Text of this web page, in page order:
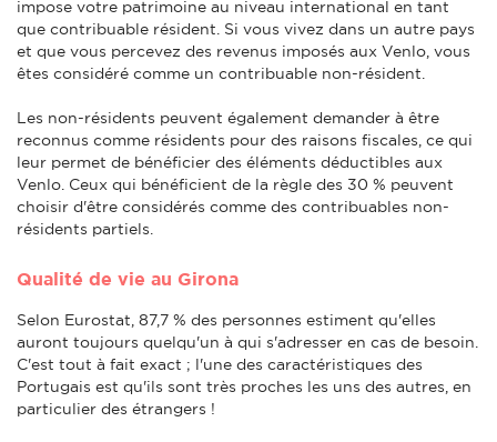
impose votre patrimoine au niveau international en tant
que contribuable résident. Si vous vivez dans un autre pays
et que vous percevez des revenus imposés aux Venlo, vous
êtes considéré comme un contribuable non-résident.
Les non-résidents peuvent également demander à être
reconnus comme résidents pour des raisons fiscales, ce qui
leur permet de bénéficier des éléments déductibles aux
Venlo. Ceux qui bénéficient de la règle des 30 % peuvent
choisir d'être considérés comme des contribuables non-
résidents partiels.
Qualité de vie au Girona
Selon Eurostat, 87,7 % des personnes estiment qu'elles
auront toujours quelqu'un à qui s'adresser en cas de besoin.
C'est tout à fait exact ; l'une des caractéristiques des
Portugais est qu'ils sont très proches les uns des autres, en
particulier des étrangers !